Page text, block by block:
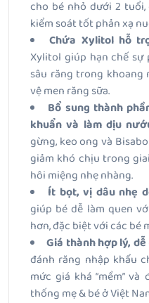
cho bé nhỏ dưới 2
kiểm soát tốt phản xạ
Chứa Xylitol hỗ
Xylitol giúp hạn chế
sâu răng trong
vệ men răng sữa.
Bổ sung thành
khuẩn và làm dịu
gừng, keo ong và
giảm khó chịu trong
hôi miệng nhẹ nhàng.
Ít bọt, vị dâu nhẹ
giúp bé dễ làm quen
hơn, đặc biệt với các bé
Giá thành hợp lý, dễ
đánh răng nhập khẩu
mức giá khá “mềm”
thống mẹ & bé ở Việt